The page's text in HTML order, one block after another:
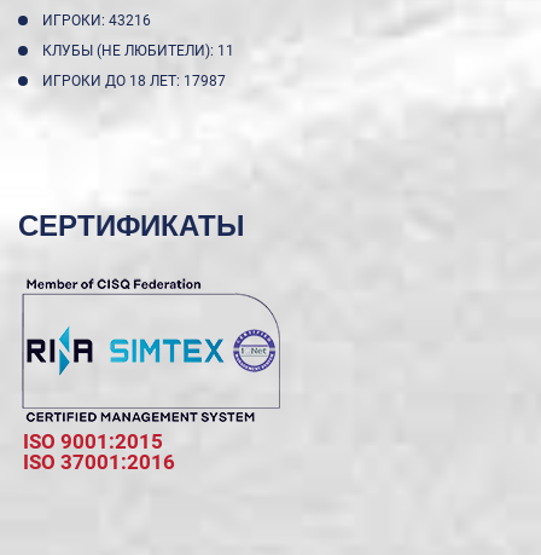
ИГРОКИ: 43216
КЛУБЫ (НЕ ЛЮБИТЕЛИ): 11
ИГРОКИ ДО 18 ЛЕТ: 17987
СЕРТИФИКАТЫ
ISO 9001:2015
ISO 37001:2016